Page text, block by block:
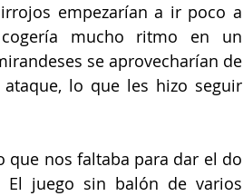
empezarían a ir poco a
mucho ritmo en un
se aprovecharían de
lo que les hizo seguir
que nos faltaba para dar el do
El juego sin balón de varios